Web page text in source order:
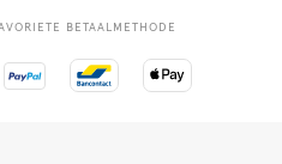
BETAALMETHODE